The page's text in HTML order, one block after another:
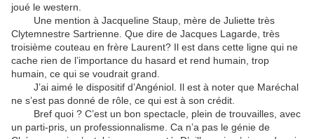
joué le western.
Une mention à Jacqueline Staup, mère de Juliette très
Clytemnestre Sartrienne. Que dire de Jacques Lagarde, très
troisième couteau en frère Laurent? Il est dans cette ligne qui ne
cache rien de l’importance du hasard et rend humain, trop
humain, ce qui se voudrait grand.
J’ai aimé le dispositif d’Angéniol. Il est à noter que Maréchal
ne s’est pas donné de rôle, ce qui est à son crédit.
Bref quoi ? C’est un bon spectacle, plein de trouvailles, avec
un parti-pris, un professionnalisme. Ca n’a pas le génie de